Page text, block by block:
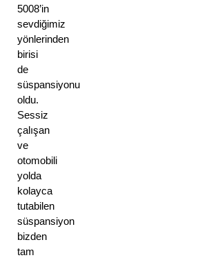
5008’in
sevdiğimiz
yönlerinden
birisi
de
süspansiyonu
oldu.
Sessiz
çalışan
ve
otomobili
yolda
kolayca
tutabilen
süspansiyon
bizden
tam